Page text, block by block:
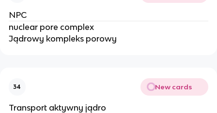
NPC
nuclear pore complex
Jądrowy kompleks porowy
34 New cards
Transport aktywny jądro